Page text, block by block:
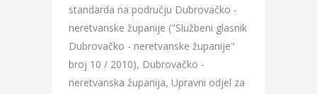
standarda na području Dubrovačko -
neretvanske županije ("Službeni glasnik
Dubrovačko - neretvanske županije"
broj 10 / 2010), Dubrovačko -
neretvanska županija, Upravni odjel za